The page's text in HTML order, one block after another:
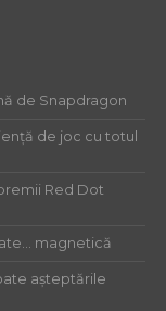
de Snapdragon
de joc cu totul
Red Dot
magnetică
așteptările